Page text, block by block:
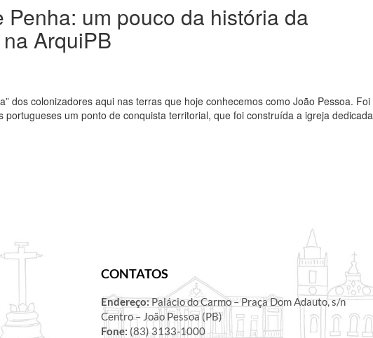
Penha: um pouco da história da
ArquiPB
dos colonizadores aqui nas terras que hoje conhecemos como João Pessoa. Foi
portugueses um ponto de conquista territorial, que foi construída a igreja dedicada
CONTATOS
Endereço:Palácio do Carmo – Praça Dom Adauto, s/n
Centro – João Pessoa (PB)
Fone: (83) 3133-1000